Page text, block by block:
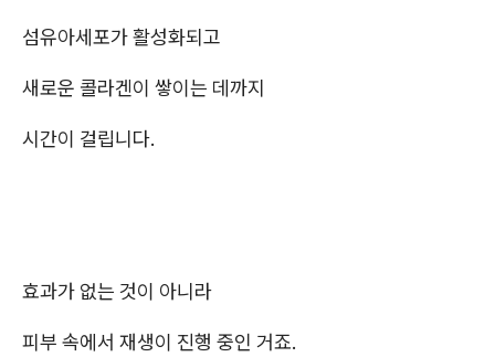
섬유아세포가 활성화되고
새로운 콜라겐이 쌓이는 데까지
시간이 걸립니다.
효과가 없는 것이 아니라
피부 속에서 재생이 진행 중인 거죠.